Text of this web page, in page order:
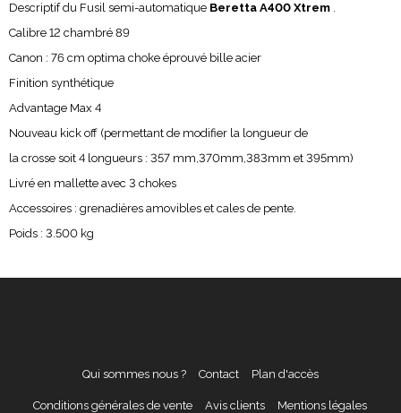
Descriptif du Fusil semi-automatique Beretta A400 Xtrem .
Calibre 12 chambré 89
Canon : 76 cm optima choke éprouvé bille acier
Finition synthétique
Advantage Max 4
Nouveau kick off (permettant de modifier la longueur de
la crosse soit 4 longueurs : 357 mm,370mm,383mm et 395mm)
Livré en mallette avec 3 chokes
Accessoires : grenadières amovibles et cales de pente.
Poids : 3.500 kg
Qui sommes nous ? Contact Plan d'accès
Conditions générales de vente Avis clients Mentions légales